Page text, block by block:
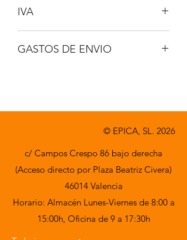
IVA
GASTOS DE ENVIO
© EPICA, SL. 2026
c/ Campos Crespo 86 bajo derecha
(Acceso directo por Plaza Beatriz Civera)
46014 Valencia
Horario: Almacén Lunes-Viernes de 8:00 a
15:00h, Oficina de 9 a 17:30h